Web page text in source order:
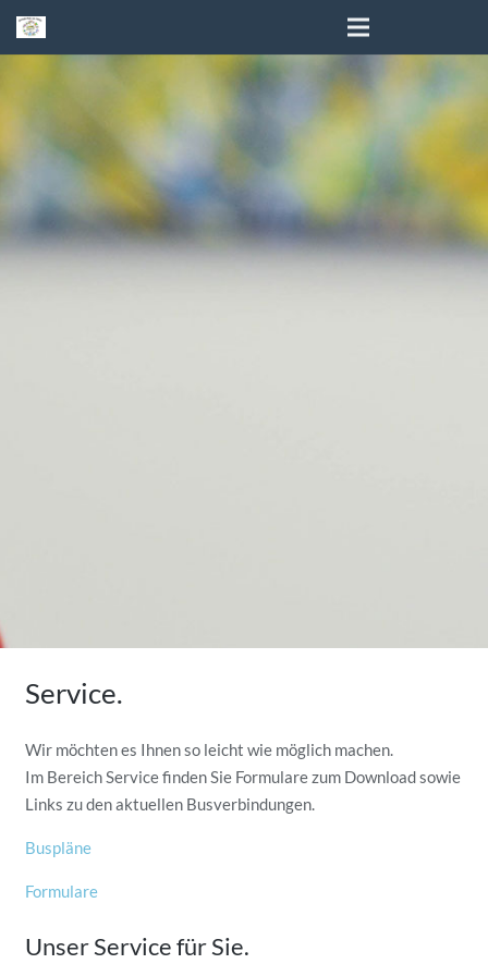
Service.
Wir möchten es Ihnen so leicht wie möglich machen.
Im Bereich Service finden Sie Formulare zum Download sowie
Links zu den aktuellen Busverbindungen.
Buspläne
Formulare
Unser Service für Sie.